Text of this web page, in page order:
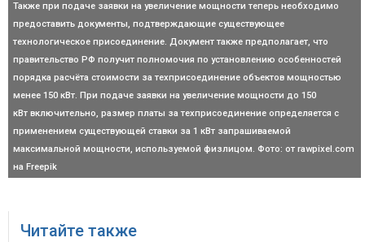
Также при подаче заявки на увеличение мощности теперь необходимо
предоставить документы, подтверждающие существующее
технологическое присоединение. Документ также предполагает, что
правительство РФ получит полномочия по установлению особенностей
порядка расчёта стоимости за техприсоединение объектов мощностью
менее 150 кВт. При подаче заявки на увеличение мощности до 150
кВт включительно, размер платы за техприсоединение определяется с
применением существующей ставки за 1 кВт запрашиваемой
максимальной мощности, используемой физлицом. Фото: от rawpixel.com
на Freepik
Читайте также